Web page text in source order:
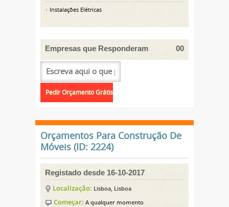
Instalações Elétricas
Empresas que Responderam 00
Orçamentos Para Construção De
Móveis (ID: 2224)
Registado desde 16-10-2017
Localização: Lisboa, Lisboa
Começar: A qualquer momento